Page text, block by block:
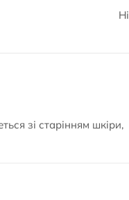
Ні
зі старінням шкіри,